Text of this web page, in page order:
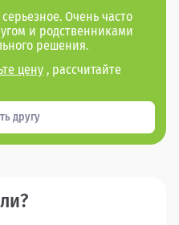
Очень часто
и родственниками
решения.
цену , рассчитайте
другу